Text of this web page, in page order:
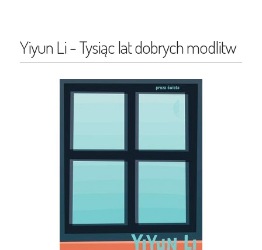
Yiyun Li - Tysiąc lat dobrych modlitw